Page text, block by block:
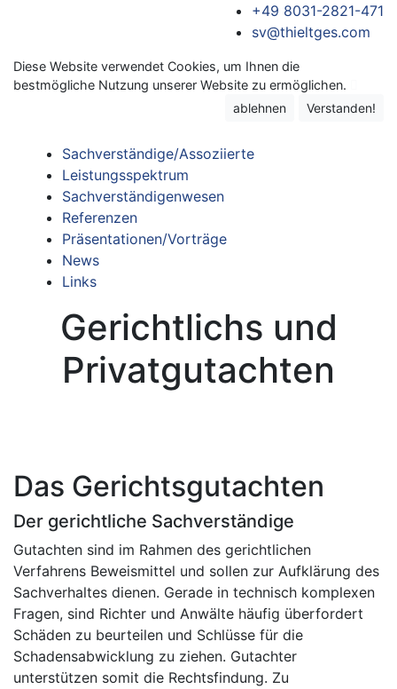
+49 8031-2821-471
sv@thieltges.com
Diese Website verwendet Cookies, um Ihnen die
bestmögliche Nutzung unserer Website zu ermöglichen.
ablehnen
Verstanden!
Sachverständige/Assoziierte
Leistungsspektrum
Sachverständigenwesen
Referenzen
Präsentationen/Vorträge
News
Links
Gerichtlichs und
Privatgutachten
Das Gerichtsgutachten
Der gerichtliche Sachverständige
Gutachten sind im Rahmen des gerichtlichen
Verfahrens Beweismittel und sollen zur Aufklärung des
Sachverhaltes dienen. Gerade in technisch komplexen
Fragen, sind Richter und Anwälte häufig überfordert
Schäden zu beurteilen und Schlüsse für die
Schadensabwicklung zu ziehen. Gutachter
unterstützen somit die Rechtsfindung. Zu